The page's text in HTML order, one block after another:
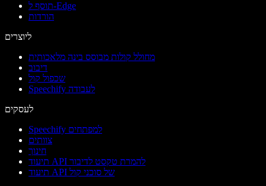
תוסף ל-Edge
הורדות
ליוצרים
מחולל קולות מבוסס בינה מלאכותית
דיבוב
שכפול קול
Speechify לעבודה
לעסקים
Speechify למפתחים
צוותים
חינוך
תיעוד API להמרת טקסט לדיבור
תיעוד API של סוכני קול